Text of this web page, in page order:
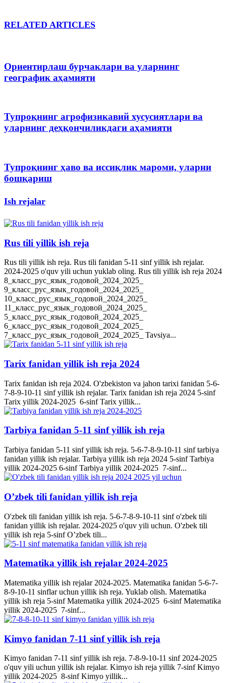
RELATED ARTICLES
Ориентирлаш бурчаклари ва уларнинг
географик аҳамияти
Тупроқнинг агрофизикавий хусусиятлари ва
уларнинг деҳқончиликдаги аҳамияти
Тупроқнинг ҳаво ва иссиқлик мароми, уларни
бошқариш
Ish rejalar
Rus tili yillik ish reja
Rus tili yillik ish reja. Rus tili fanidan 5-11 sinf yillik ish rejalar.
2024-2025 o'quv yili uchun yuklab oling. Rus tili yillik ish reja 2024
8_класс_рус_язык_годовой_2024_2025_
9_класс_рус_язык_годовой_2024_2025_
10_класс_рус_язык_годовой_2024_2025_
11_класс_рус_язык_годовой_2024_2025_
5_класс_рус_язык_годовой_2024_2025_
6_класс_рус_язык_годовой_2024_2025_
7_класс_рус_язык_годовой_2024_2025_ Tavsiya...
Tarix fanidan yillik ish reja 2024
Tarix fanidan ish reja 2024. O'zbekiston va jahon tarixi fanidan 5-6-
7-8-9-10-11 sinf yillik ish rejalar. Tarix fanidan ish reja 2024 5-sinf
Tarix yillik 2024-2025 6-sinf Tarix yillik...
Tarbiya fanidan 5-11 sinf yillik ish reja
Tarbiya fanidan 5-11 sinf yillik ish reja. 5-6-7-8-9-10-11 sinf tarbiya
fanidan yillik ish rejalar. Tarbiya yillik ish reja 2024 5-sinf Tarbiya
yillik 2024-2025 6-sinf Tarbiya yillik 2024-2025 7-sinf...
O’zbek tili fanidan yillik ish reja
O'zbek tili fanidan yillik ish reja. 5-6-7-8-9-10-11 sinf o'zbek tili
fanidan yillik ish rejalar. 2024-2025 o'quv yili uchun. O'zbek tili
yillik ish reja 5-sinf O’zbek tili...
Matematika yillik ish rejalar 2024-2025
Matematika yillik ish rejalar 2024-2025. Matematika fanidan 5-6-7-
8-9-10-11 sinflar uchun yillik ish reja. Yuklab olish. Matematika
yillik ish reja 5-sinf Matematika yillik 2024-2025 6-sinf Matematika
yillik 2024-2025 7-sinf...
Kimyo fanidan 7-11 sinf yillik ish reja
Kimyo fanidan 7-11 sinf yillik ish reja. 7-8-9-10-11 sinf 2024-2025
o'quv yili uchun yillik ish rejalar. Kimyo ish reja yillik 7-sinf Kimyo
yillik 2024-2025 8-sinf Kimyo yillik...